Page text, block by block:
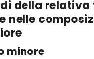
della
nelle
minore